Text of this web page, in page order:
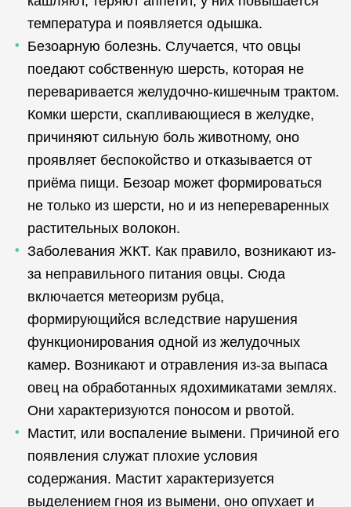
температура и появляется одышка.
Безоарную болезнь. Случается, что овцы
поедают собственную шерсть, которая не
переваривается желудочно-кишечным трактом.
Комки шерсти, скапливающиеся в желудке,
причиняют сильную боль животному, оно
проявляет беспокойство и отказывается от
приёма пищи. Безоар может формироваться
не только из шерсти, но и из непереваренных
растительных волокон.
Заболевания ЖКТ. Как правило, возникают из-
за неправильного питания овцы. Сюда
включается метеоризм рубца,
формирующийся вследствие нарушения
функционирования одной из желудочных
камер. Возникают и отравления из-за выпаса
овец на обработанных ядохимикатами землях.
Они характеризуются поносом и рвотой.
Мастит, или воспаление вымени. Причиной его
появления служат плохие условия
содержания. Мастит характеризуется
выделением гноя из вымени, оно опухает и